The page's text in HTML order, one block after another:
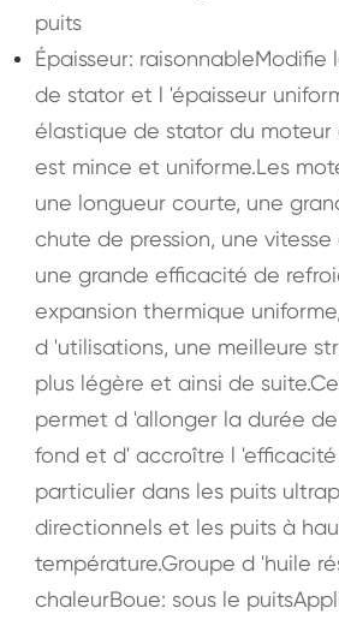
puits
Épaisseur:
de stator et l 'épaisseur
élastique de stator du
est mince et uniforme.Les
une longueur courte, une
chute de pression, une
une grande efficacité de
expansion thermique
d 'utilisations, une meilleure
plus légère et ainsi de
permet d 'allonger la durée
fond et d' accroître l
particulier dans les puits
directionnels et les puits à
température.Groupe d 'huile
chaleurBoue: sous le